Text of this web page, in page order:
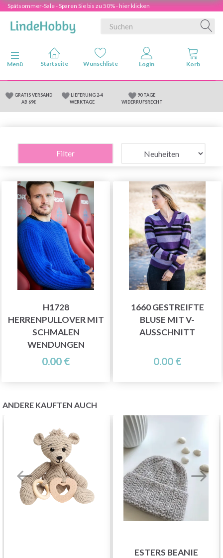
Spätsommer-Sale - Sparen Sie bis zu 50% - hier klicken
Anzeige ändern
Menü
GRATIS VERSAND
AB 69€
LIEFERUNG 2-4
WERKTAGE
90 TAGE
WIDERRUFSRECHT
Filter
H1728
HERRENPULLOVER MIT
SCHMALEN
WENDUNGEN
0.00 €
1660 GESTREIFTE
BLUSE MIT V-
AUSSCHNITT
0.00 €
ANDERE KAUFTEN AUCH
ESTERS BEANIE